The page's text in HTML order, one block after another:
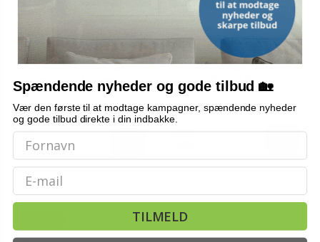
Natlampe stjernehimmel
projektor USB LED med 12
diske
299,-
På lager
Natlampe til børn - neno
Cosmo silikone LED
(1)
På lager
Spændende nyheder og gode tilbud 🏡
Vær den første til at modtage kampagner, spændende nyheder
og gode tilbud direkte i din indbakke.
Email
TILMELD